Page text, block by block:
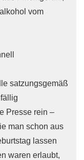
vom
satzungsgemäß
Presse rein –
man schon aus
lassen
waren erlaubt,